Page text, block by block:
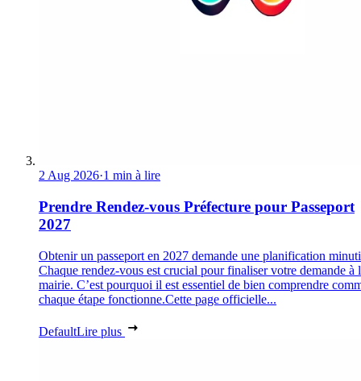
2 Aug 2026·1 min à lire
Prendre Rendez-vous Préfecture pour Passeport
2027
Obtenir un passeport en 2027 demande une planification
Chaque rendez-vous est crucial pour finaliser votre demande à
mairie. C’est pourquoi il est essentiel de bien comprendre
chaque étape fonctionne.Cette page officielle...
DefaultLire plus